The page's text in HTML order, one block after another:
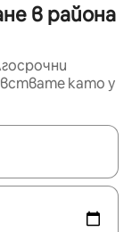
в района
като у